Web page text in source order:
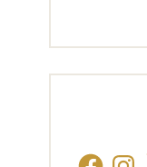
Facebook